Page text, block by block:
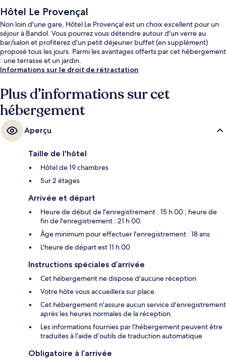
Hôtel Le Provençal
Non loin d'une gare, Hôtel Le Provençal est un choix excellent pour un
séjour à Bandol. Vous pourrez vous détendre autour d'un verre au
bar/salon et profiterez d'un petit déjeuner buffet (en supplément)
proposé tous les jours. Parmi les avantages offerts par cet hébergement
: une terrasse et un jardin.
Informations sur le droit de rétractation
Plus d’informations sur cet
hébergement
Aperçu
Taille de l'hôtel
Hôtel de 19 chambres
Sur 2 étages
Arrivée et départ
Heure de début de l'enregistrement : 15 h 00 ; heure de
fin de l'enregistrement : 21 h 00.
Âge minimum pour effectuer l'enregistrement : 18 ans
L'heure de départ est 11 h 00
Instructions spéciales d’arrivée
Cet hébergement ne dispose d'aucune réception
Votre hôte vous accueillera sur place.
Cet hébergement n'assure aucun service d'enregistrement
après les heures normales de la réception.
Les informations fournies par l’hébergement peuvent être
traduites à l’aide d’outils de traduction automatique
Obligatoire à l’arrivée